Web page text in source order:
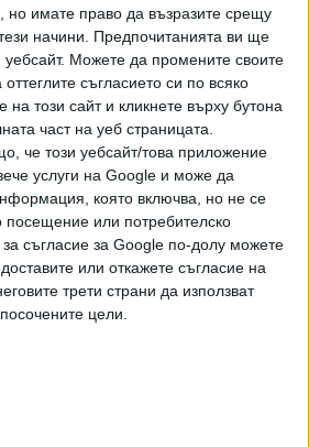
но имате право да възразите срещу
начини. Предпочитанията ви ще
уебсайт. Можете да промените своите
съгласието си по всяко
на този сайт и кликнете върху бутона
част на уеб страницата.
че този уебсайт/това приложение
услуги на Google и може да
която включва, но не се
или потребителско
съгласие за Google по-долу можете
или откажете съгласие на
трети страни да използват
цели.
избра 15 волейболисти за Евро
2026
стартира във Вуелтата за Тройната
2026
ще е последното стъпало за "Левски"
2026